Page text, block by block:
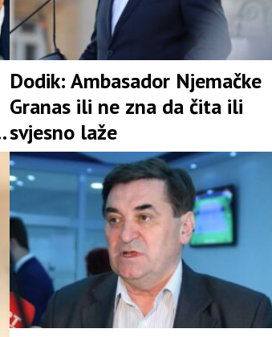
Dodik: Ambasador Njemačke
Granas ili ne zna da čita ili
svjesno laže